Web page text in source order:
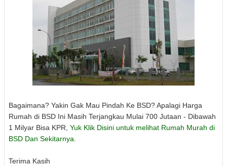
Bagaimana? Yakin Gak Mau Pindah Ke BSD? Apalagi Harga
Rumah di BSD Ini Masih Terjangkau Mulai 700 Jutaan - Dibawah
1 Milyar Bisa KPR, Yuk Klik Disini untuk melihat Rumah Murah di
BSD Dan Sekitarnya.
Terima Kasih